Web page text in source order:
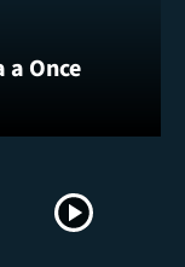
Once